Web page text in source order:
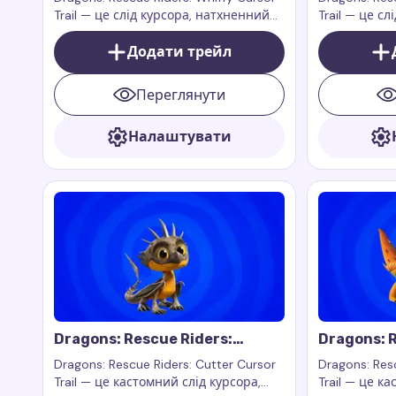
Trail — це слід курсора, натхненний
персонажем Віффі з анімаційного
серіалу Dragons: Rescue Riders
Додати трейл
Переглянути
Налаштувати
Trail — це
серіалу
Dragons: Rescue Riders:
Cutter Cursor Trail
Dragons: Rescue Riders: Cutter Cursor
Trail — це кастомний слід курсора,
Dragons:
Zeppla
Dragons:
Trail — це